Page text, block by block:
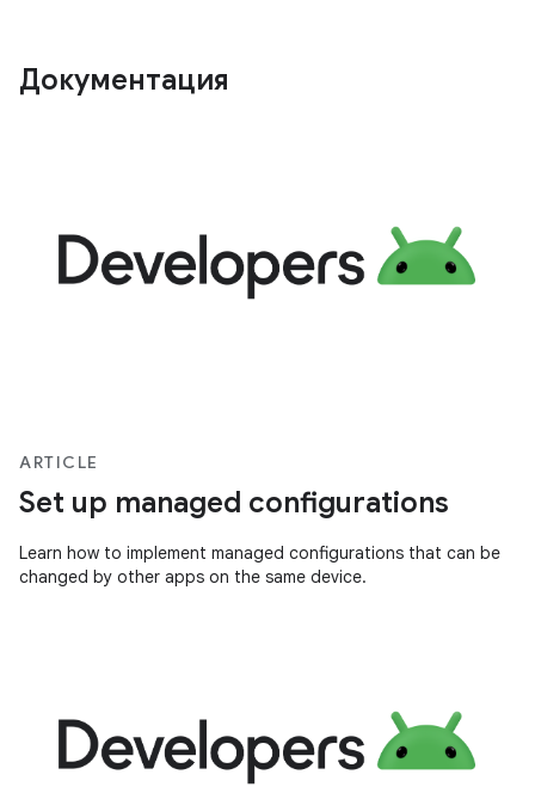
Документация
ARTICLE
Set up managed configurations
Learn how to implement managed configurations that can be
changed by other apps on the same device.